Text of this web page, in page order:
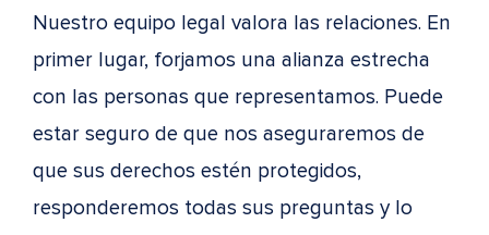
Nuestro equipo legal valora las relaciones. En
primer lugar, forjamos una alianza estrecha
con las personas que representamos. Puede
estar seguro de que nos aseguraremos de
que sus derechos estén protegidos,
responderemos todas sus preguntas y lo